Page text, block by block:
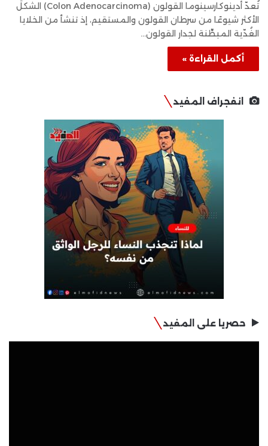
تُعدّ أدينوكارسينوما القولون (Colon Adenocarcinoma) الشكلَ
الأكثر شيوعًا من سرطان القولون والمستقيم، إذ تنشأ من الخلايا
الغُدّية المبطِّنة لجدار القولون…
أكمل القراءة »
انفجراف المفيد
حصريا على المفيد